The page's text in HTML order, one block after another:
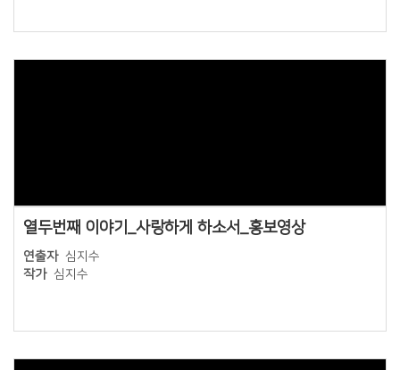
열두번째 이야기_사랑하게 하소서_홍보영상
연출자 심지수
작가 심지수